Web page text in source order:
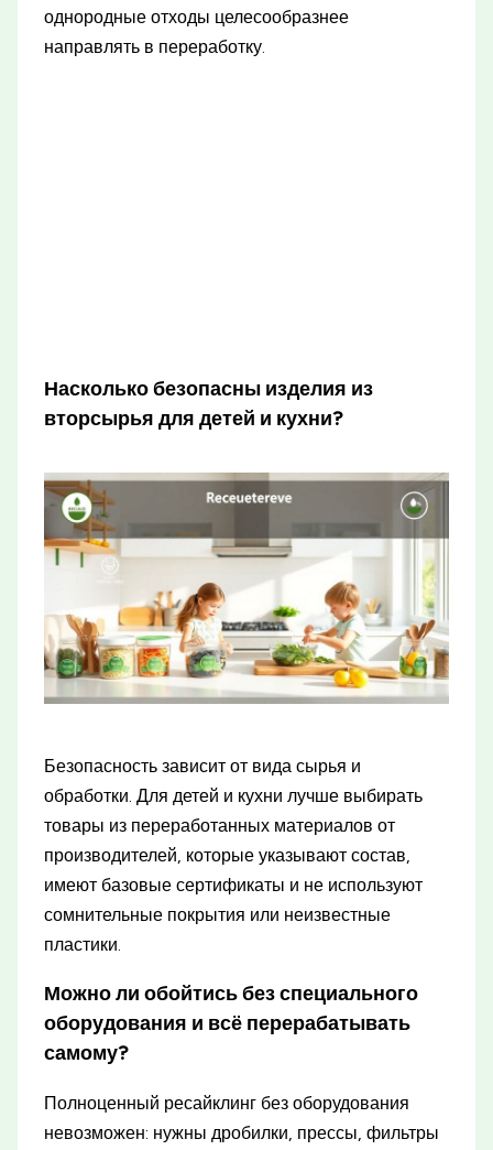
однородные отходы целесообразнее
направлять в переработку.
Насколько безопасны изделия из
вторсырья для детей и кухни?
Безопасность зависит от вида сырья и
обработки. Для детей и кухни лучше выбирать
товары из переработанных материалов от
производителей, которые указывают состав,
имеют базовые сертификаты и не используют
сомнительные покрытия или неизвестные
пластики.
Можно ли обойтись без специального
оборудования и всё перерабатывать
самому?
Полноценный ресайклинг без оборудования
невозможен: нужны дробилки, прессы, фильтры